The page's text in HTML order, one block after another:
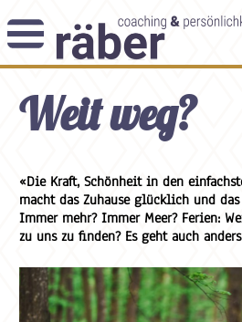
Themenblog
Coaching-
Das
Andreas
Weit weg?
«Die Kraft, Schönheit in den
macht das Zuhause glücklich und
Immer mehr? Immer Meer? Ferien:
zu uns zu finden? Es geht auch